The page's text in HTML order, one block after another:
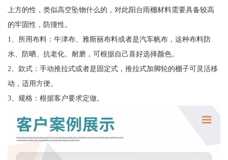
上方的性，类似高空坠物什么的，对此阳台雨棚材料需要具备较高
的牢固性，防撞性。
1、所用布料：牛津布、雅斯丽布料或者是汽车帆布，这种布料防
水、防晒、抗老化、耐磨，可根据自己喜好选择颜色。
2、款式：手动推拉式或者是固定式，推拉式加脚轮的棚子可灵活移
动，适用方便。
3、规格：根据客户要求定做。